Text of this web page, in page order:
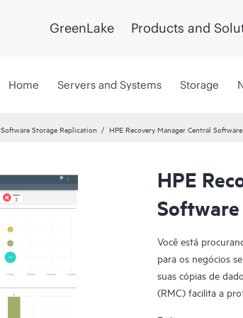
GreenLake Products and
Home Servers and Systems Storage
Software Storage Replication HPE Recovery Manager Central Software
HPE
Software
Você está
para os negócios
suas cópias de
(RMC) facilita a